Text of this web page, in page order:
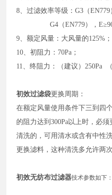
8、过滤效率等级：G3（
G4（EN779），
9、额定风量：大风量的125%；
10、初阻力：70Pa；
11、终阻力：（建议）250Pa
初效过滤袋更换周期：
在额定风量使用条件下三到四
的阻力达到300Pa以上时，必
清洗的，可用清水或含有中性
更换滤料，这种清洗多允许两次
初效无纺布过滤器技术参数如下：